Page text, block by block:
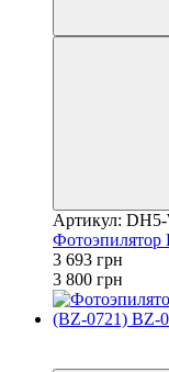
Артикул:
Фотоэпилятор
3 693 грн
3 800 грн